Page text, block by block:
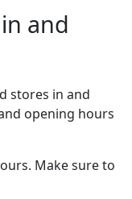
and
stores in and
opening hours
Make sure to